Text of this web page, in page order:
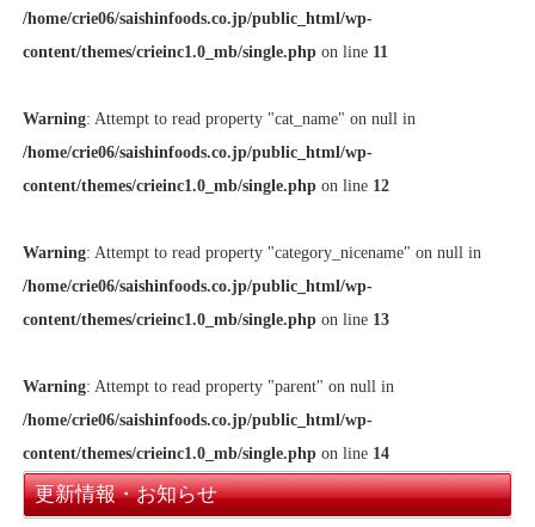
/home/crie06/saishinfoods.co.jp/public_html/wp-
content/themes/crieinc1.0_mb/single.phpon line 11
Warning: Attempt to read property "cat_name" on null in
/home/crie06/saishinfoods.co.jp/public_html/wp-
content/themes/crieinc1.0_mb/single.phpon line 12
Warning: Attempt to read property "category_nicename" on null in
/home/crie06/saishinfoods.co.jp/public_html/wp-
content/themes/crieinc1.0_mb/single.phpon line 13
Warning: Attempt to read property "parent" on null in
/home/crie06/saishinfoods.co.jp/public_html/wp-
content/themes/crieinc1.0_mb/single.phpon line 14
更新情報・お知らせ